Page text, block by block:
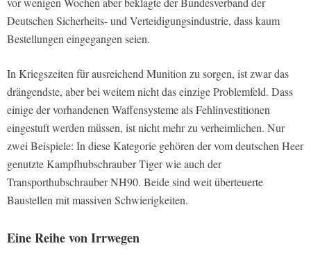
Deutschen Sicherheits- und Verteidigungsindustrie, dass kaum
Bestellungen eingegangen seien.
In Kriegszeiten für ausreichend Munition zu sorgen, ist zwar das
drängendste, aber bei weitem nicht das einzige Problemfeld. Dass
einige der vorhandenen Waffensysteme als Fehlinvestitionen
eingestuft werden müssen, ist nicht mehr zu verheimlichen. Nur
zwei Beispiele: In diese Kategorie gehören der vom deutschen Heer
genutzte Kampfhubschrauber Tiger wie auch der
Transporthubschrauber NH90. Beide sind weit überteuerte
Baustellen mit massiven Schwierigkeiten.
Eine Reihe von Irrwegen